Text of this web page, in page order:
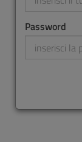
Password